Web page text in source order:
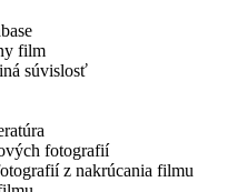
film
súvislosť
fotografií
z nakrúcania filmu